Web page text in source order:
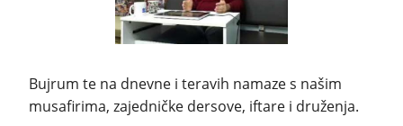
Bujrum te na dnevne i teravih namaze s našim
musafirima, zajedničke dersove, iftare i druženja.